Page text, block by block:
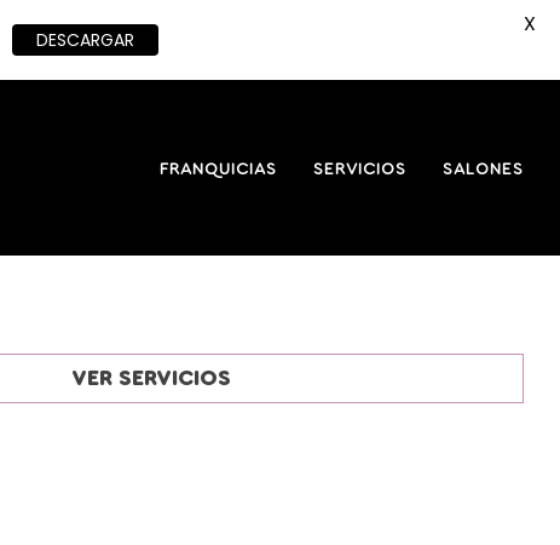
FRANQUICIAS SERVICIOS SALONES
VER SERVICIOS
DESCARGAR
X